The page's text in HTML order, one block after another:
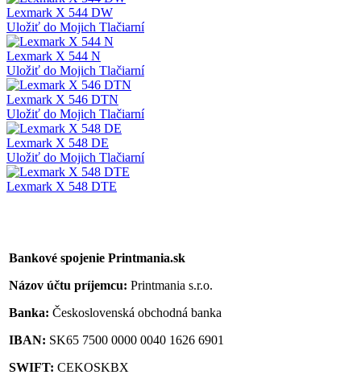
Lexmark X 544 DW
Uložiť do Mojich Tlačiarní
Lexmark X 544 N
Uložiť do Mojich Tlačiarní
Lexmark X 546 DTN
Uložiť do Mojich Tlačiarní
Lexmark X 548 DE
Uložiť do Mojich Tlačiarní
Lexmark X 548 DTE
Bankové spojenie Printmania.sk
Názov účtu príjemcu: Printmania s.r.o.
Banka: Československá obchodná banka
IBAN: SK65 7500 0000 0040 1626 6901
SWIFT: CEKOSKBX